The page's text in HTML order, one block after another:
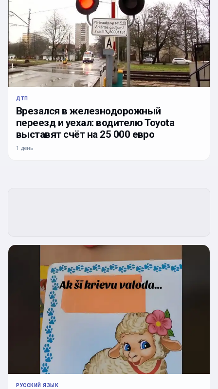
ДТП
Врезался в железнодорожный
переезд и уехал: водителю Toyota
выставят счёт на 25 000 евро
1 день
РУССКИЙ ЯЗЫК